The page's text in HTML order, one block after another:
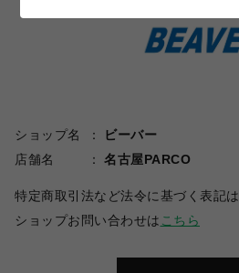
ショップ名
ビーバー
店舗名
名古屋PARCO
特定商取引法など法令に基づく表記は
ショップお問い合わせは こちら